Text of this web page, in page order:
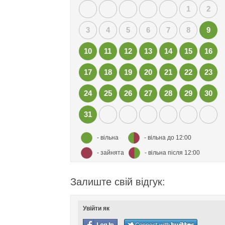
1 2
3 4 5 6 7 8 9
10 11 12 13 14 15 16
17 18 19 20 21 22 23
24 25 26 27 28 29 30
31
- вільна - вільна до 12:00
- зайнята - вільна після 12:00
Залиште свій відгук:
Увійти як